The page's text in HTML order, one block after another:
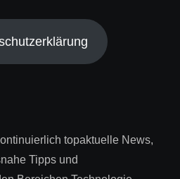
topaktuelle News,
Tipps und